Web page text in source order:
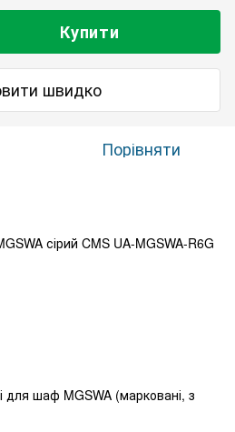
Купити
швидко
Порівняти
сірий CMS UA-MGSWA-R6G
для шаф MGSWA (марковані, з